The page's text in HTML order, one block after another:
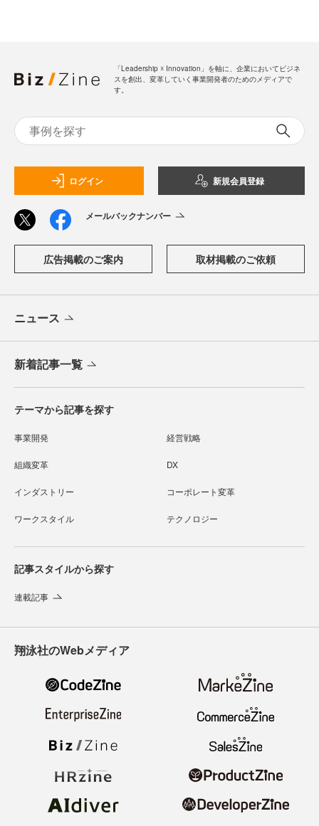
「Leadership ☓ Innovation」を軸に、企業においてビジネ
スを創出、変革していく事業開発者のためのメディアで
す。
ログイン 新規会員登録
メールバックナンバー
広告掲載のご案内 取材掲載のご依頼
ニュース
新着記事一覧
テーマから記事を探す
事業開発 経営戦略
組織変革 DX
インダストリー コーポレート変革
ワークスタイル テクノロジー
記事スタイルから探す
連載記事
翔泳社のWebメディア